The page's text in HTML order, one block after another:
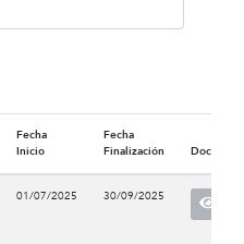
Fecha
Inicio
Fecha
Finalización
01/07/2025 30/09/2025